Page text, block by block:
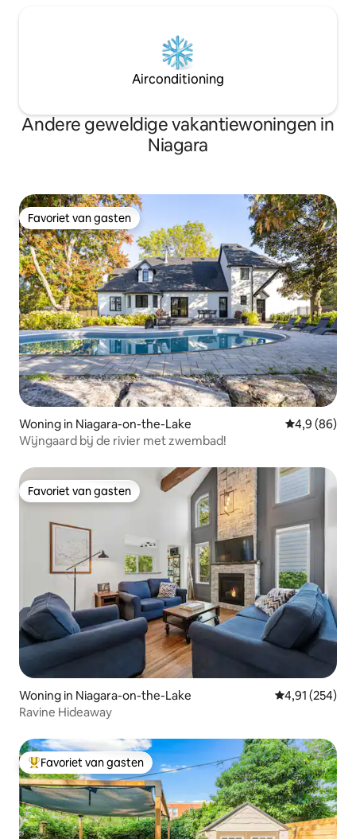
Airconditioning
Andere geweldige vakantiewoningen in
Niagara
Favoriet van gasten
Favoriet van gasten
Woning in Niagara-on-the-Lake Gemiddelde
4,9 (86)
Wijngaard bij de rivier met zwembad!
Favoriet van gasten
Favoriet van gasten
Woning in Niagara-on-the-Lake Gemiddelde
4,91 (254)
Ravine Hideaway
Topfavoriet van gasten
Favoriet van gasten